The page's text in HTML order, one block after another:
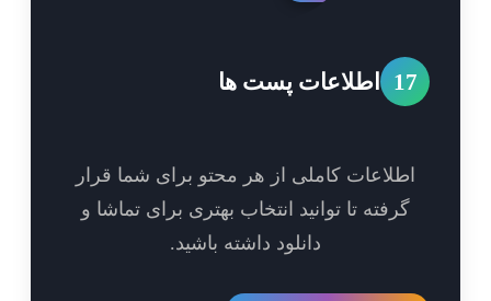
اطلاعات پست ها
کاملی از هر محتو برای شما قرار
گرفته تا توانید انتخاب بهتری برای تماشا و
دانلود داشته باشید.